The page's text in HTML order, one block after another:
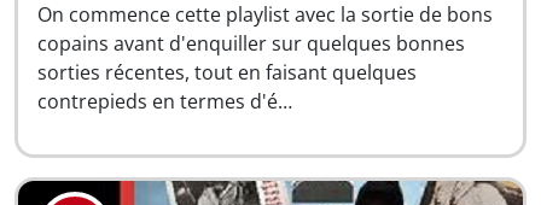
On commence cette playlist avec la sortie de bons
copains avant d'enquiller sur quelques bonnes
sorties récentes, tout en faisant quelques
contrepieds en termes d'é…